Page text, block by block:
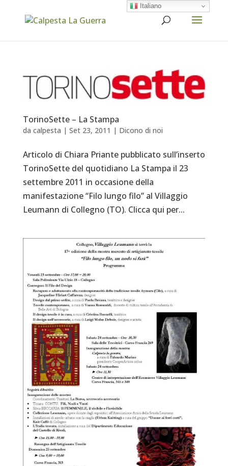
TorinoSette – La Stampa
da calpesta | Set 23, 2011 | Dicono di noi
Articolo di Chiara Priante pubblicato sull’inserto
TorinoSette del quotidiano La Stampa il 23
settembre 2011 in occasione della
manifestazione “Filo lungo filo” al Villaggio
Leumann di Collegno (TO). Clicca qui per...
Italiano